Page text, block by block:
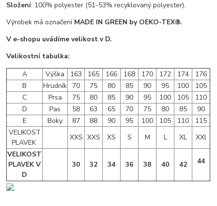
Složení: 100% polyester (51-53% recyklovaný polyester).
Výrobek má označení MADE IN GREEN by OEKO-TEX®.
V e-shopu uvádíme velikost v D.
Velikostní tabulka:
A
Výška 163 165 166 168 170 172 174
176
B
Hrudník 70 75 80 85 90 95 100
105
C
Prsa 75 80 85 90 95 100 105
110
D
Pas 58 63 65 70 75 80 85
90
E
Boky 87 88 90 95 100 105 110
115
VELIKOST
PLAVEK
XXS XXS XS S M L XL
XXl
VELIKOST
PLAVEK V
D
30 32 34 36 38 40 42 44